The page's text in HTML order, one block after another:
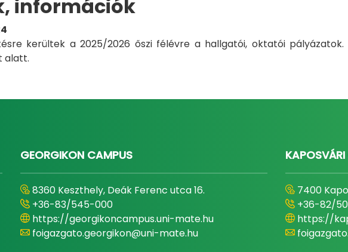
információk
kerültek a 2025/2026 őszi félévre a hallgatói, oktatói
alatt.
GEORGIKON CAMPUS
8360 Keszthely, Deák Ferenc utca 16.
+36-83/545-000
https://georgikoncampus.uni-mate.hu
foigazgato.georgikon@uni-mate.hu
7400
+36-82/
https://